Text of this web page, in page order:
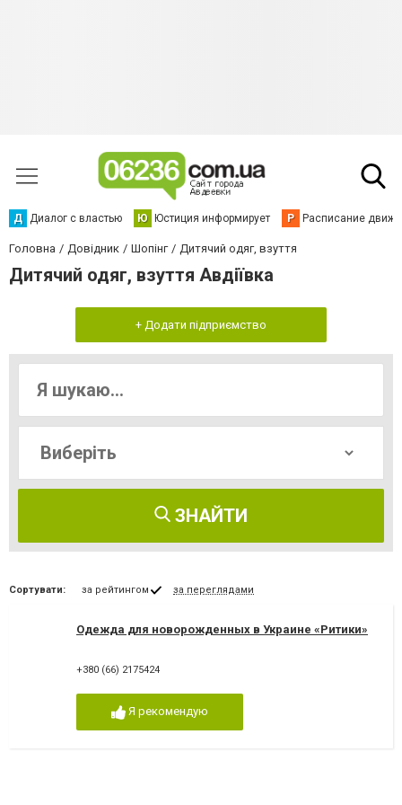
Д Диалог с властью Ю Юстиция информирует Р Расписание
Головна Довідник Шопінг Дитячий одяг, взуття
Дитячий одяг, взуття Авдіївка
+ Додати підприємство
ЗНАЙТИ
Сортувати: за рейтингом за переглядами
Одежда для новорожденных в Украине «Ритики»
+380 (66) 2175424
Я рекомендую